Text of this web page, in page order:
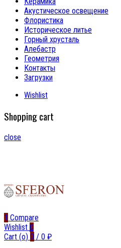
Акустическое освещение
Флористика
Историческое литье
Горный хрусталь
Алебастр
Геометрия
Контакты
Загрузки
Wishlist
Shopping cart
close
1 Compare
Wishlist 0
Cart (o) 0 / 0 ₽